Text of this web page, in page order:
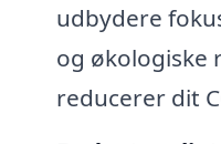
udbydere
og økologiske
reducerer dit